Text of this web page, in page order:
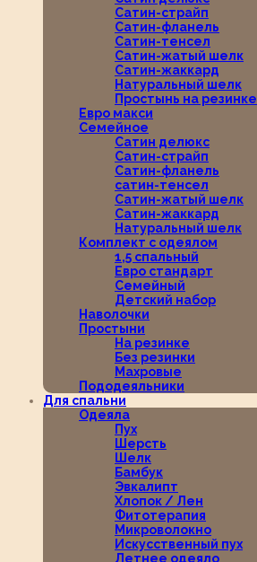
Сатин-страйп
Сатин-фланель
Сатин-тенсел
Сатин-жатый шелк
Сатин-жаккард
Натуральный шелк
Простынь на резинке
Евро макси
Семейное
Сатин делюкс
Сатин-страйп
Сатин-фланель
сатин-тенсел
Сатин-жатый шелк
Сатин-жаккард
Натуральный шелк
Комплект с одеялом
1,5 спальный
Евро стандарт
Семейный
Детский набор
Наволочки
Простыни
На резинке
Без резинки
Махровые
Пододеяльники
Для спальни
Одеяла
Пух
Шерсть
Шелк
Бамбук
Эвкалипт
Хлопок / Лен
Фитотерапия
Микроволокно
Искусственный пух
Летнее одеяло